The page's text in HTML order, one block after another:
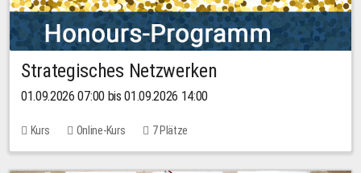
Strategisches Netzwerken
01.09.2026 07:00 bis 01.09.2026 14:00
Kurs Online-Kurs 7 Plätze